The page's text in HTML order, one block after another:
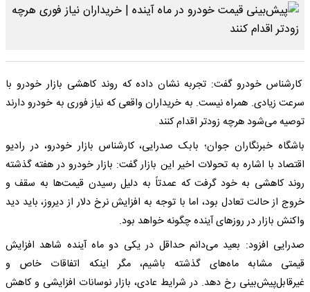
کارشناس خودرو گفت: تجربه نشان داده که روند کاهشی بازار خودرو با
سرعت زیادی. همراه نیست. به خریداران واقعی که نیاز فوری به خودرو دارند
توصیه می‌شود هرچه زودتر اقدام کنند
باشگاه خبرنگاران جوان؛ بابک صدرایی، کارشناس بازار خودرو، در رادیو
اقتصاد با اشاره به تحولات اخیر این بازار گفت: بازار خودرو در هفته گذشته
روند کاهشی به خود گرفت که عمدتاً به دلیل رسیدن قیمت‌ها به سقف و
خروج از حالت تعادل بود، اما با توجه به افزایش نرخ دلار از دیروز، باید دید
واکنش بازار در روزهای آینده چگونه خواهد بود.
صدرایی افزود: بعید می‌دانم حداقل در یکی دو ماه آینده شاهد افزایش
قیمتی مشابه ماه‌های گذشته باشیم، مگر اینکه اتفاقات خاص و
غیرقابل‌پیش‌بینی رخ دهد. در شرایط عادی، بازار نوسانات افزایشی و کاهش